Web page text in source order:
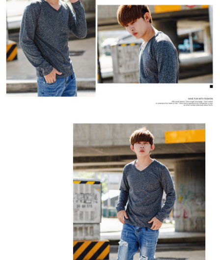
時審查核予不同之上限額度；若仍有額度不足之情形，本公司將視審查結果
請求用戶進行身份認證。
５．嚴禁一人註冊多個帳號或使用他人資訊註冊。若發現惡意使用之情形，
恩沛科技股份有限公司將有權停止該用戶之使用額度並採取法律行動。